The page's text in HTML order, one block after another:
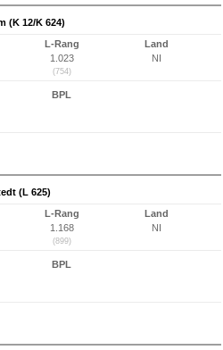
(K 12/K 624)
L-Rang
1.023
(754)
Land
NI
BPL
(L 625)
L-Rang
1.168
(899)
Land
NI
BPL